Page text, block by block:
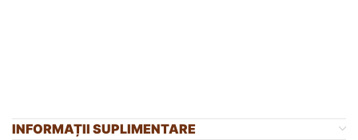
INFORMAȚII SUPLIMENTARE